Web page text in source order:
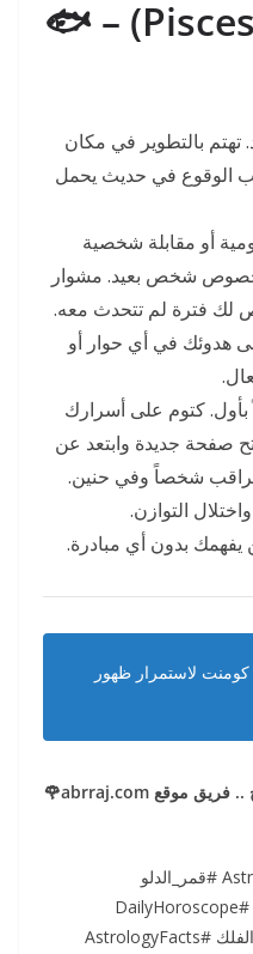
تهتم بالتطوير في مكان
الوقوع في حديث يحمل
أو مقابلة شخصية
شخص بعيد. مشوار
لك فترة لم تتحدث معه.
هدوئك في أي حوار أو
بأول. كتوم على أسرارك
صفحة جديدة وابتعد عن
شخصاً وفي حنين.
التوازن.
يفهمك بدون أي مبادرة.
كومنت لاستمرار ظهور
❤️🌹مع تمنياتنا لكم بالتوفيق والنجاح .. فريق موقع abrraj.com🌹
#توقعات_الأبراج #AstrologyForecast #قمر_الدلو
#AquariusMoon #الأبراج_اليومية #DailyHoroscope
#برج_الدلو #AquariusSign #علم_الفلك #AstrologyFacts